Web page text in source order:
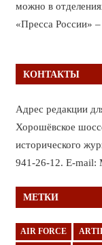
можно в
«Пресса России»
КОНТАКТЫ
Адрес редакции
Хорошёвское
исторического
941-26-12. E-mail:
МЕТКИ
AIR FORCE